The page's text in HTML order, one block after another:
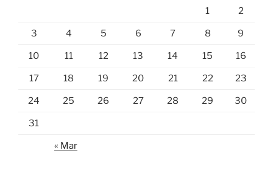
1 2
3 4 5 6 7 8 9
10 11 12 13 14 15 16
17 18 19 20 21 22 23
24 25 26 27 28 29 30
31
« Mar